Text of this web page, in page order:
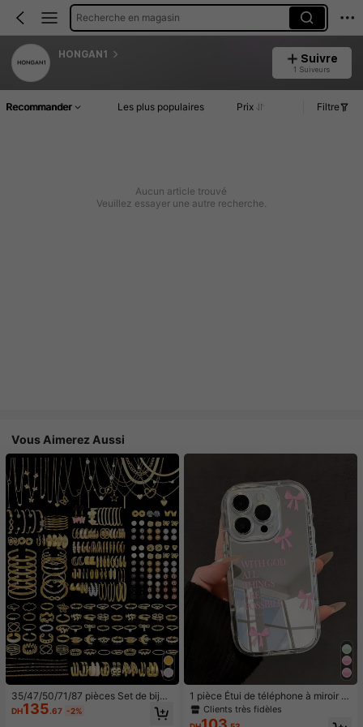
Recherche en magasin
HONGAN1 Suivre
1 Suiveurs
Recommander Les plus populaires Prix Filtre
Aucun article trouvé
Veuillez essayer une autre recherche.
Vous Aimerez Aussi
35/47/50/71/87 pièces Set de bijou
x style bohème, comprenant des bo
ucles d'oreilles, colliers, bagues, br
DH135.67 -2%
1 pièce Étui de téléphone à miroir ro
se minimaliste, style fille avec motif
nœud papillon, slogan religieux. Étu
Clients très fidèles